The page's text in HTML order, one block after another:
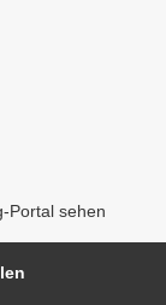
Portal sehen